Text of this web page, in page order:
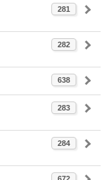
281
282
638
283
284